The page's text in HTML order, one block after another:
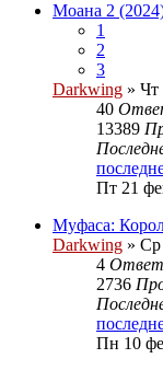
Моана 2
1
2
3
Darkwing » Чт
40
13389
Пт 21
Муфаса:
Darkwing » Ср
4
2736
Пн 10